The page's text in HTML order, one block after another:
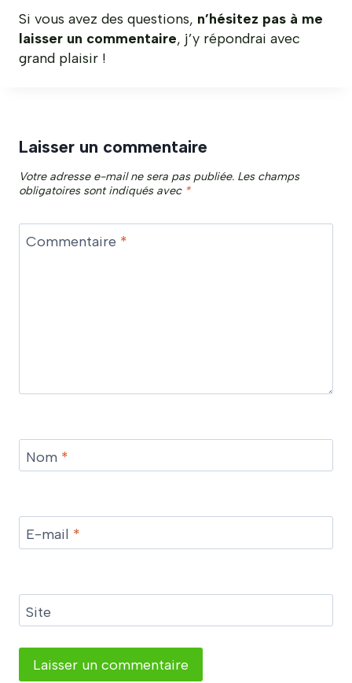
Si vous avez des questions, n’hésitez pas à me
laisser un commentaire, j’y répondrai avec
grand plaisir !
Laisser un commentaire
Votre adresse e-mail ne sera pas publiée. Les champs
obligatoires sont indiqués avec *
Commentaire *
Nom *
E-mail *
Site